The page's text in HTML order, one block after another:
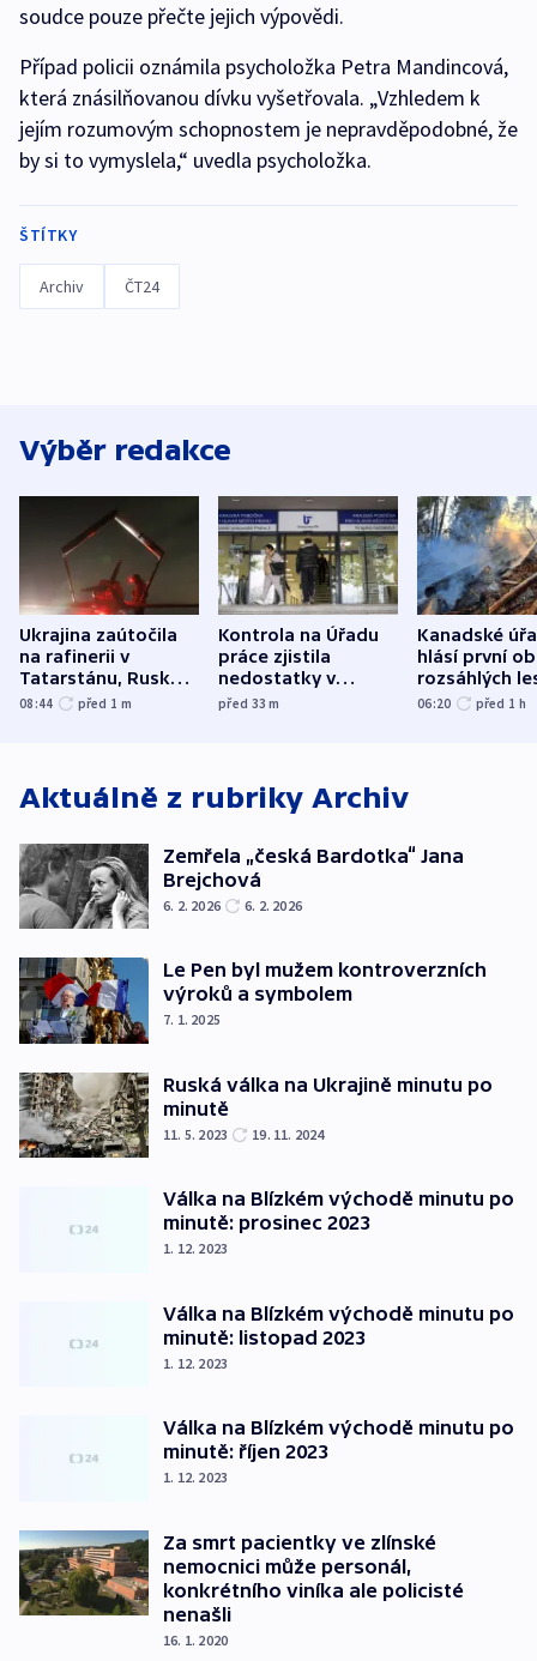
soudce pouze přečte jejich výpovědi.
Případ policii oznámila psycholožka Petra Mandincová,
která znásilňovanou dívku vyšetřovala. „Vzhledem k
jejím rozumovým schopnostem je nepravděpodobné, že
by si to vymyslela,“ uvedla psycholožka.
ŠTÍTKY
Archiv ČT24
Výběr redakce
Ukrajina zaútočila
na rafinerii v
Tatarstánu, Rusko
udeřilo na Sumy a
08:44 před 1 m
Kontrola na Úřadu
práce zjistila
nedostatky v
účetnictví za 5,6
před 33m
Kanadské
hlásí první
rozsáhlých
požárů
06:20 před 1 h
Aktuálně z rubriky Archiv
Zemřela „česká Bardotka“ Jana
Brejchová
6. 2. 2026 6. 2. 2026
Le Pen byl mužem kontroverzních
výroků a symbolem
7. 1. 2025
Ruská válka na Ukrajině minutu po
minutě
11. 5. 2023 19. 11. 2024
Válka na Blízkém východě minutu po
minutě: prosinec 2023
1. 12. 2023
Válka na Blízkém východě minutu po
minutě: listopad 2023
1. 12. 2023
Válka na Blízkém východě minutu po
minutě: říjen 2023
1. 12. 2023
Za smrt pacientky ve zlínské
nemocnici může personál,
konkrétního viníka ale policisté
nenašli
16. 1. 2020